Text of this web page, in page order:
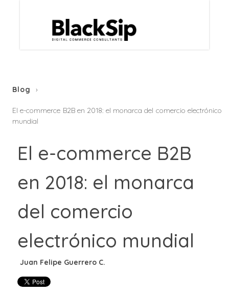
Blog
El e-commerce B2B en 2018: el monarca del comercio electrónico
mundial
El e-commerce B2B
en 2018: el monarca
del comercio
electrónico mundial